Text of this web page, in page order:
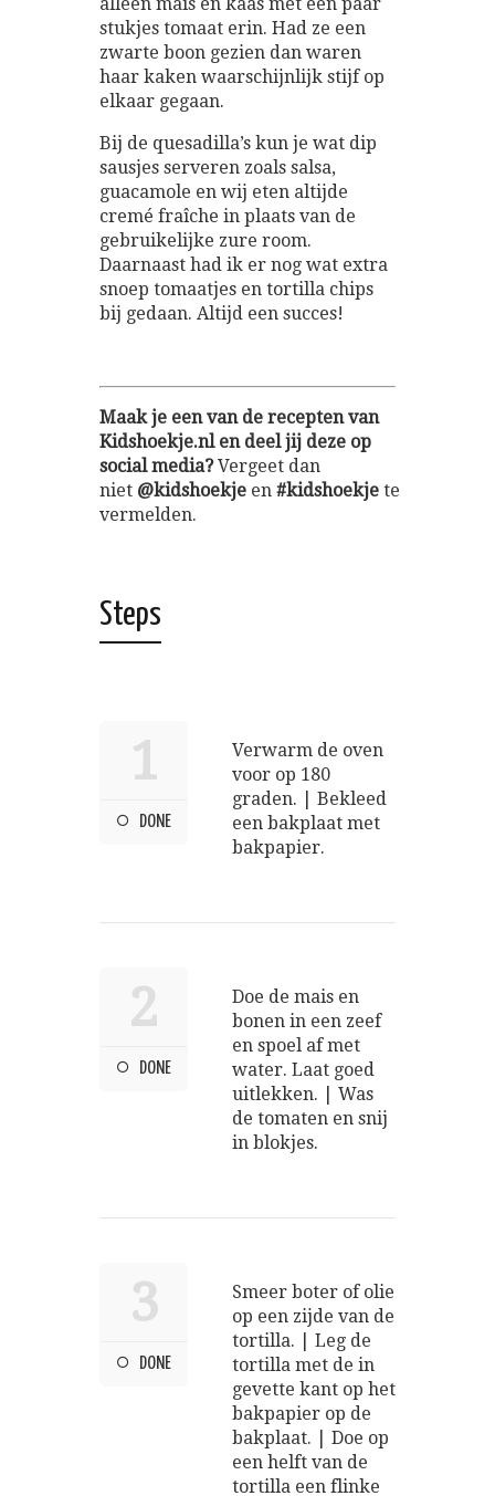
stukjes tomaat erin. Had ze een
zwarte boon gezien dan waren
haar kaken waarschijnlijk stijf op
elkaar gegaan.
Bij de quesadilla’s kun je wat dip
sausjes serveren zoals salsa,
guacamole en wij eten altijde
cremé fraîche in plaats van de
gebruikelijke zure room.
Daarnaast had ik er nog wat extra
snoep tomaatjes en tortilla chips
bij gedaan. Altijd een succes!
Maak je een van de recepten van
Kidshoekje.nl en deel jij deze op
social media?Vergeet dan
niet @kidshoekje en #kidshoekje te
vermelden.
Steps
1
DONE
Verwarm de oven
voor op 180
graden. | Bekleed
een bakplaat met
bakpapier.
2
DONE
Doe de mais en
bonen in een zeef
en spoel af met
water. Laat goed
uitlekken. | Was
de tomaten en snij
in blokjes.
3
DONE
Smeer boter of olie
op een zijde van de
tortilla. | Leg de
tortilla met de in
gevette kant op het
bakpapier op de
bakplaat. | Doe op
een helft van de
tortilla een flinke